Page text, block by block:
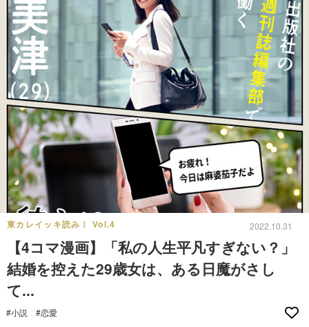
東カレイッキ読み！ Vol.4 2022.10.31
【4コマ漫画】「私の人生平凡すぎない？」
結婚を控えた29歳女は、ある日魔がさし
て...
#小説 #恋愛